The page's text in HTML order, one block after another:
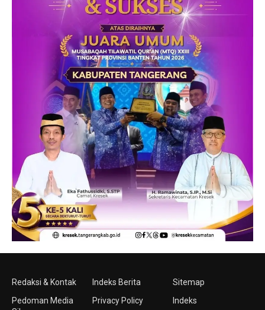
Redaksi & Kontak
Pedoman Media
Indeks Berita
Privacy Policy
Sitemap
Indeks